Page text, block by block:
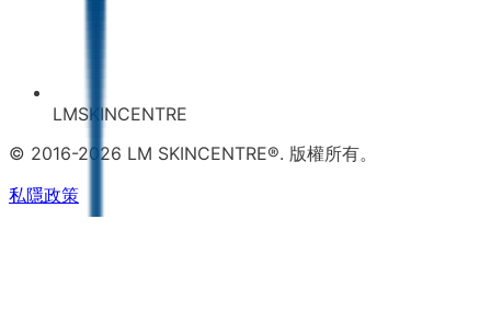
LMSKINCENTRE
© 2016-2026 LM SKINCENTRE®. 版權所有。
私隱政策